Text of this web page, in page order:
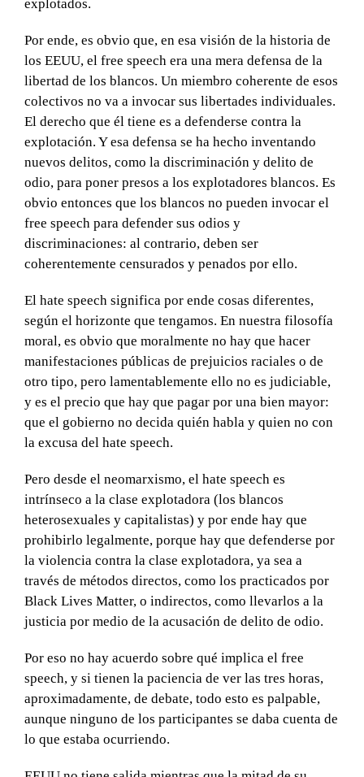
explotados.
Por ende, es obvio que, en esa visión de la historia de
los EEUU, el free speech era una mera defensa de la
libertad de los blancos. Un miembro coherente de esos
colectivos no va a invocar sus libertades individuales.
El derecho que él tiene es a defenderse contra la
explotación. Y esa defensa se ha hecho inventando
nuevos delitos, como la discriminación y delito de
odio, para poner presos a los explotadores blancos. Es
obvio entonces que los blancos no pueden invocar el
free speech para defender sus odios y
discriminaciones: al contrario, deben ser
coherentemente censurados y penados por ello.
El hate speech significa por ende cosas diferentes,
según el horizonte que tengamos. En nuestra filosofía
moral, es obvio que moralmente no hay que hacer
manifestaciones públicas de prejuicios raciales o de
otro tipo, pero lamentablemente ello no es judiciable,
y es el precio que hay que pagar por una bien mayor:
que el gobierno no decida quién habla y quien no con
la excusa del hate speech.
Pero desde el neomarxismo, el hate speech es
intrínseco a la clase explotadora (los blancos
heterosexuales y capitalistas) y por ende hay que
prohibirlo legalmente, porque hay que defenderse por
la violencia contra la clase explotadora, ya sea a
través de métodos directos, como los practicados por
Black Lives Matter, o indirectos, como llevarlos a la
justicia por medio de la acusación de delito de odio.
Por eso no hay acuerdo sobre qué implica el free
speech, y si tienen la paciencia de ver las tres horas,
aproximadamente, de debate, todo esto es palpable,
aunque ninguno de los participantes se daba cuenta de
lo que estaba ocurriendo.